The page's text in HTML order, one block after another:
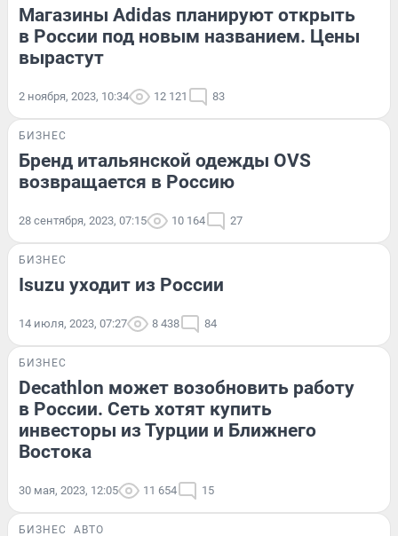
Магазины Adidas планируют открыть
в России под новым названием. Цены
вырастут
2 ноября, 2023, 10:34 12 121 83
БИЗНЕС
Бренд итальянской одежды OVS
возвращается в Россию
28 сентября, 2023, 07:15 10 164 27
БИЗНЕС
Isuzu уходит из России
14 июля, 2023, 07:27 8 438 84
БИЗНЕС
Decathlon может возобновить работу
в России. Сеть хотят купить
инвесторы из Турции и Ближнего
Востока
30 мая, 2023, 12:05 11 654 15
БИЗНЕС АВТО